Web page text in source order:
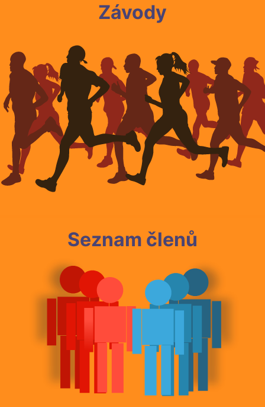
Závody
Seznam členů